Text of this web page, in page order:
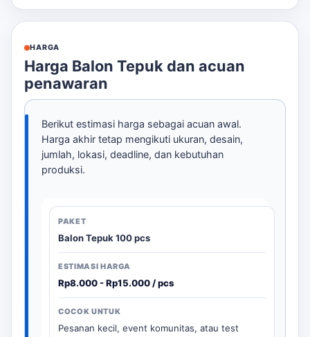
HARGA
Harga Balon Tepuk dan acuan
penawaran
Berikut estimasi harga sebagai acuan awal.
Harga akhir tetap mengikuti ukuran, desain,
jumlah, lokasi, deadline, dan kebutuhan
produksi.
Balon Tepuk 100 pcs
Rp8.000 - Rp15.000 / pcs
Pesanan kecil, event komunitas, atau test